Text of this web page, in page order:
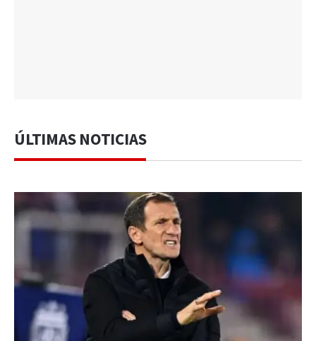
ÚLTIMAS NOTICIAS